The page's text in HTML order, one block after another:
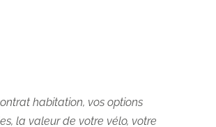
habitation, vos options
la valeur de votre vélo, votre